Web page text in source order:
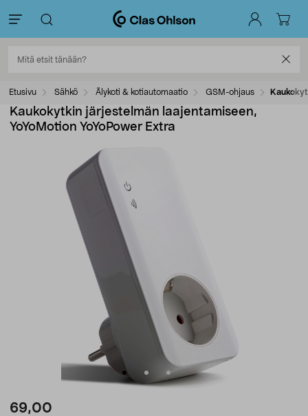
Etusivu Sähkö Älykoti & kotiautomaatio GSM-ohjaus
Kaukokytkin järjestelmän laajentamiseen,
YoYoMotion YoYoPower Extra
69,00